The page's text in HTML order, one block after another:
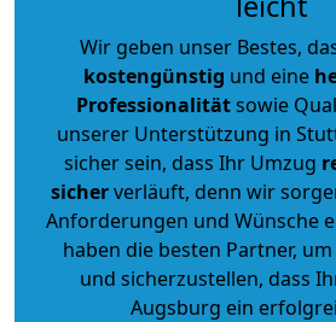
Wir geben unser Bestes,
kostengünstig und eine
Professionalitätsowie
unserer Unterstützung in
sicher sein, dass Ihr Umzug
sicherverläuft, denn wir
Anforderungen und Wünsche
haben die besten Partner,
und sicherzustellen, dass
Augsburg ein